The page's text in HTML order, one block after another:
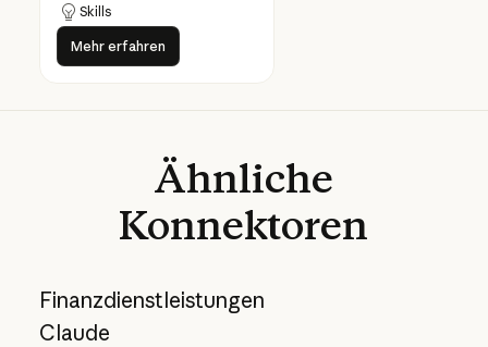
Skills
Mehr erfahren
Mehr erfahren
Ähnliche
Konnektoren
Finanzdienstleistungen
Claude